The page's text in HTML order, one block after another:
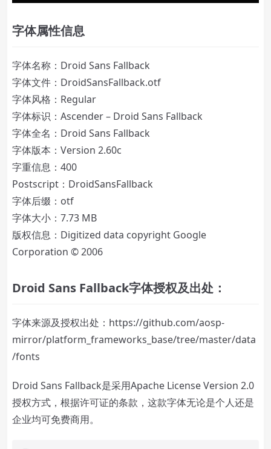
字体属性信息
字体名称：Droid Sans Fallback
字体文件：DroidSansFallback.otf
字体风格：Regular
字体标识：Ascender – Droid Sans Fallback
字体全名：Droid Sans Fallback
字体版本：Version 2.60c
字重信息：400
Postscript：DroidSansFallback
字体后缀：otf
字体大小：7.73 MB
版权信息：Digitized data copyright Google
Corporation © 2006
Droid Sans Fallback字体授权及出处：
字体来源及授权出处：https://github.com/aosp-
mirror/platform_frameworks_base/tree/master/data
/fonts
Droid Sans Fallback是采用Apache License Version 2.0
授权方式，根据许可证的条款，这款字体无论是个人还是
企业均可免费商用。